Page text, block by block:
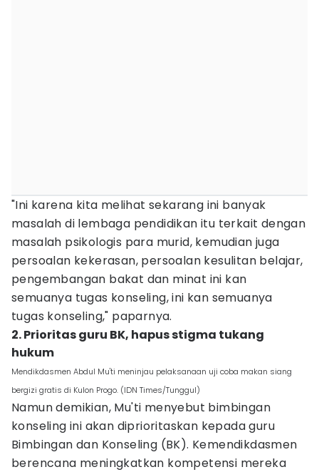
"Ini karena kita melihat sekarang ini banyak
masalah di lembaga pendidikan itu terkait dengan
masalah psikologis para murid, kemudian juga
persoalan kekerasan, persoalan kesulitan belajar,
pengembangan bakat dan minat ini kan
semuanya tugas konseling, ini kan semuanya
tugas konseling," paparnya.
2. Prioritas guru BK, hapus stigma tukang
hukum
Mendikdasmen Abdul Mu'ti meninjau pelaksanaan uji coba makan siang
bergizi gratis di Kulon Progo. (IDN Times/Tunggul)
Namun demikian, Mu'ti menyebut bimbingan
konseling ini akan diprioritaskan kepada guru
Bimbingan dan Konseling (BK). Kemendikdasmen
berencana meningkatkan kompetensi mereka